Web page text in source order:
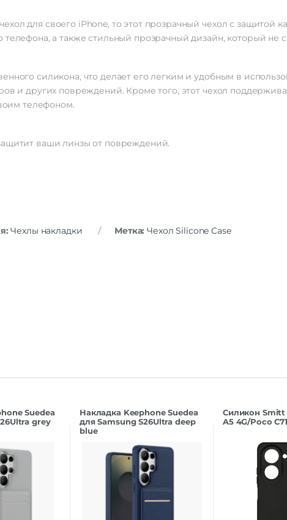
для своего iPhone, то этот прозрачный чехол с защитой
телефона, а также стильный прозрачный дизайн, который не
силикона, что делает его легким и удобным в
и других повреждений. Кроме того, этот чехол
телефоном.
ваши линзы от повреждений.
Чехлы накладки Метка:Чехол Silicone Case
Suedea
grey
Накладка Keephone Suedea
для Samsung S26Ultra deep
blue
Силикон Smitt
A5 4G/Poco